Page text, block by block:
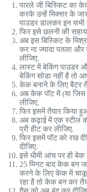
पारले जी बिस्किट का
करके उन्हें मिक्सर के
पाउडर डालकर इन सभी
फिर इसे छलनी की
अब इस बिस्किट के
कर ना ज्यादा पतला और
लीजिए.
लास्ट में बेकिंग पाउडर
बेकिंग सोडा नहीं है तो
केक बनाने के लिए बैटर
अब केक पॉट में (या जिस
लीजिए.
फिर इसमें तैयार किया
अब कढ़ाई में एक स्टील
प्री हीट कर लीजिए.
फिर इसमें पॉट को रख
दीजिए.
इसे धीमी आंच पर ही बेक
25 मिनट बाद केक बन
करने के लिए केक में
रहा है तो केक बन कर